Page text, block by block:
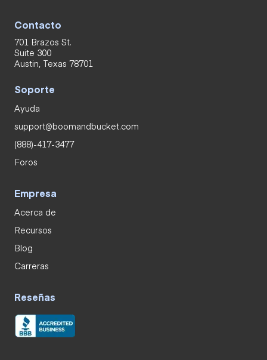
Contacto
701 Brazos St.
Suite 300
Austin, Texas 78701
Soporte
Ayuda
support@boomandbucket.com
(888)-417-3477
Foros
Empresa
Acerca de
Recursos
Blog
Carreras
Reseñas